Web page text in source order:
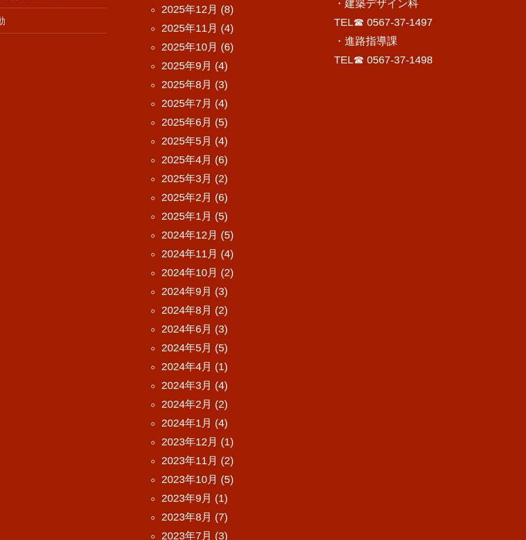
2025年12月 (8)
2025年11月 (4)
2025年10月 (6)
2025年9月 (4)
2025年8月 (3)
2025年7月 (4)
2025年6月 (5)
2025年5月 (4)
2025年4月 (6)
2025年3月 (2)
2025年2月 (6)
2025年1月 (5)
2024年12月 (5)
2024年11月 (4)
2024年10月 (2)
2024年9月 (3)
2024年8月 (2)
2024年6月 (3)
2024年5月 (5)
2024年4月 (1)
2024年3月 (4)
2024年2月 (2)
2024年1月 (4)
2023年12月 (1)
2023年11月 (2)
2023年10月 (5)
2023年9月 (1)
2023年8月 (7)
2023年7月 (3)
・建築デザイン科
TEL☎ 0567-37-1497
・進路指導課
TEL☎ 0567-37-1498